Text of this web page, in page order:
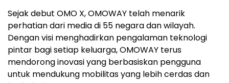
Sejak debut OMO X, OMOWAY telah menarik
perhatian dari media di 55 negara dan wilayah.
Dengan visi menghadirkan pengalaman teknologi
pintar bagi setiap keluarga, OMOWAY terus
mendorong inovasi yang berbasiskan pengguna
untuk mendukung mobilitas yang lebih cerdas dan